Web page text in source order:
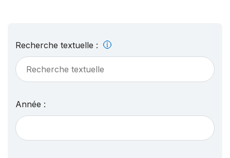
Recherche textuelle :
Année :